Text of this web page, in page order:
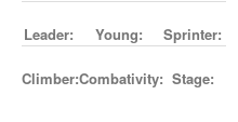
Leader: Young: Sprinter:
Climber:Combativity: Stage: